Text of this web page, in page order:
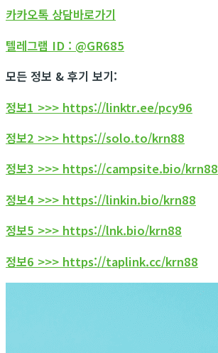
카카오톡 상담바로가기
텔레그램 ID : @GR685
모든 정보 & 후기 보기:
정보1 >>> https://linktr.ee/pcy96
정보2 >>> https://solo.to/krn88
정보3 >>> https://campsite.bio/krn88
정보4 >>> https://linkin.bio/krn88
정보5 >>> https://lnk.bio/krn88
정보6 >>> https://taplink.cc/krn88